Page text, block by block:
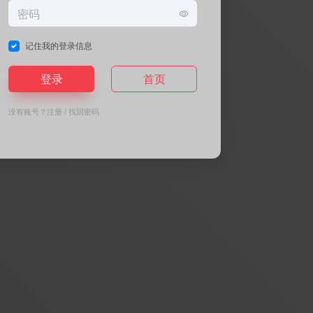
记住我的登录信息
登录 首页
没有账号？ 注册 /找回密码